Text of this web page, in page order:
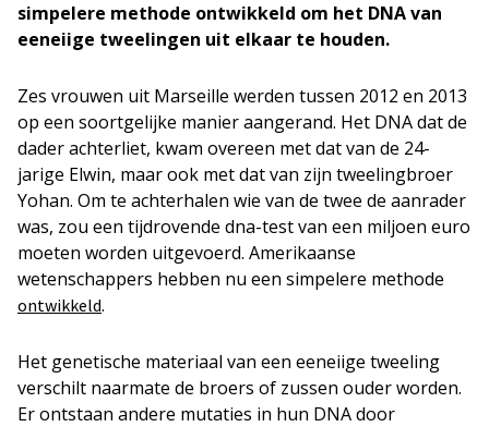
simpelere methode ontwikkeld om het DNA van
eeneiige tweelingen uit elkaar te houden.
Zes vrouwen uit Marseille werden tussen 2012 en 2013
op een soortgelijke manier aangerand. Het DNA dat de
dader achterliet, kwam overeen met dat van de 24-
jarige Elwin, maar ook met dat van zijn tweelingbroer
Yohan. Om te achterhalen wie van de twee de aanrader
was, zou een tijdrovende dna-test van een miljoen euro
moeten worden uitgevoerd. Amerikaanse
wetenschappers hebben nu een simpelere methode
ontwikkeld.
Het genetische materiaal van een eeneiige tweeling
verschilt naarmate de broers of zussen ouder worden.
Er ontstaan andere mutaties in hun DNA door